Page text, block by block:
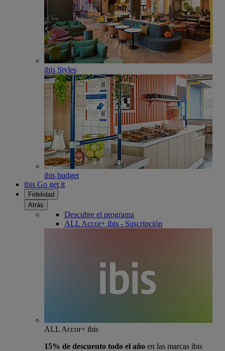
ibis Styles
ibis budget
ibis Go get it
Fidelidad
Atrás
Descubre el programa
ALL Accor+ ibis - Suscripción
ALL Accor+ ibis
15% de descuento todo el año en las marcas ibis